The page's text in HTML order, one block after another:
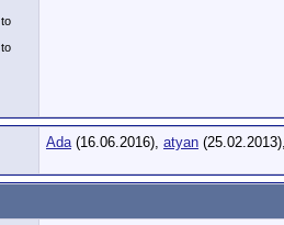
Ada(16.06.2016), atyan